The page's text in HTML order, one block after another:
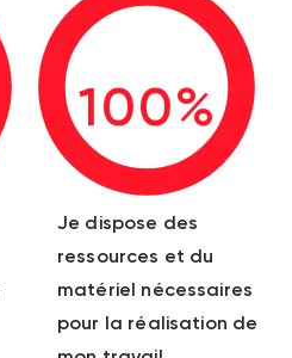
100%
Je dispose des
ressources et du
matériel nécessaires
pour la réalisation de